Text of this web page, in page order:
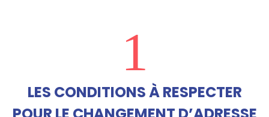
1
LES CONDITIONS À RESPECTER